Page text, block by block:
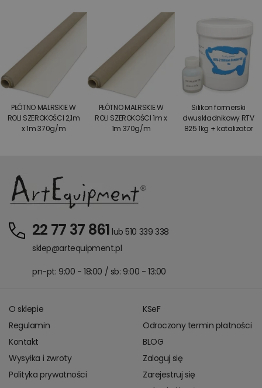
PŁÓTNO MALRSKIE W
ROLI SZEROKOŚCI 2,1m
x 1m 370g/m
PŁÓTNO MALRSKIE W
ROLI SZEROKOŚCI 1m x
1m 370g/m
Silikon formerski
dwuskładnikowy RTV
825 1kg + katalizator
22 77 37 861 lub 510 339 338
sklep@artequipment.pl
pn-pt: 9:00 - 18:00 / sb: 9:00 - 13:00
O sklepie
Regulamin
Kontakt
Wysyłka i zwroty
Polityka prywatności
KSeF
Odroczony termin płatności
BLOG
Zaloguj się
Zarejestruj się